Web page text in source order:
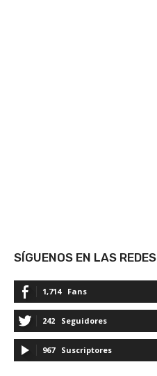
SÍGUENOS EN LAS REDES
1,714 Fans
242 Seguidores
967 Suscriptores